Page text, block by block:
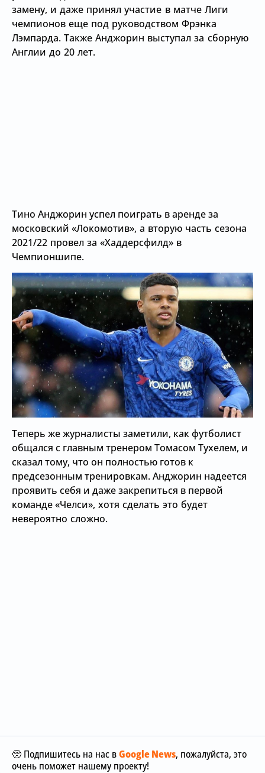
замену, и даже принял участие в матче Лиги
чемпионов еще под руководством Фрэнка
Лэмпарда. Также Анджорин выступал за сборную
Англии до 20 лет.
Тино Анджорин успел поиграть в аренде за
московский «Локомотив», а вторую часть сезона
2021/22 провел за«Хаддерсфилд» в
Чемпионшипе.
Теперь же журналисты заметили, как футболист
общался с главным тренером Томасом Тухелем, и
сказал тому, что он полностью готов к
предсезонным тренировкам. Анджорин надеется
проявить себя и даже закрепиться в первой
команде«Челси», хотя сделать это будет
невероятно сложно.
🥺 Подпишитесь на нас вGoogle News, пожалуйста, это
очень поможет нашему проекту!